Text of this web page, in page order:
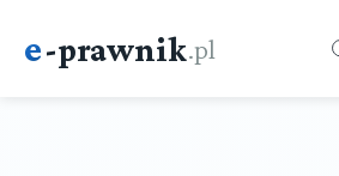
e-prawnik.pl